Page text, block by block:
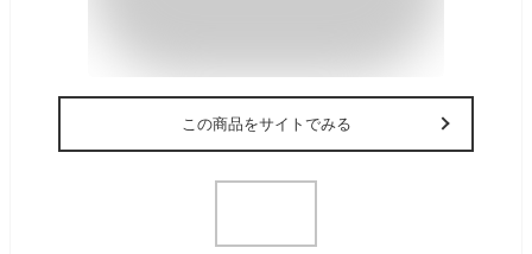
この商品をサイトでみる